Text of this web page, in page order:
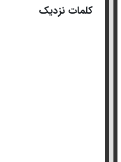
کلمات نزدیک